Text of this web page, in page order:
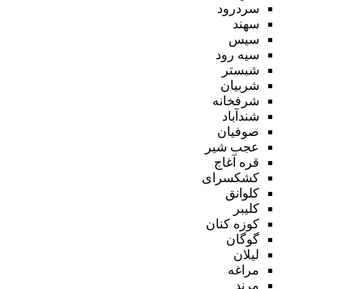
سردرود
سهند
سیس
سیه رود
شبستر
شربیان
شرفخانه
شندآباد
صوفیان
عجب شیر
قره آغاج
کشکسرای
کلوانق
کلیبر
کوزه کنان
گوگان
لیلان
مراغه
مرند